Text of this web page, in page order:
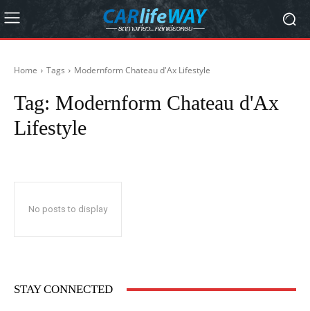
Home Tags Modernform Chateau d'Ax Lifestyle
Tag: Modernform Chateau d'Ax
Lifestyle
No posts to display
STAY CONNECTED